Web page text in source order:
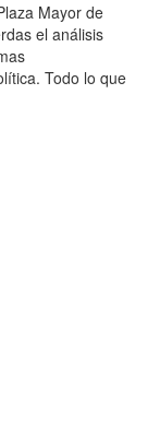
Mayor de
el análisis
Todo lo que